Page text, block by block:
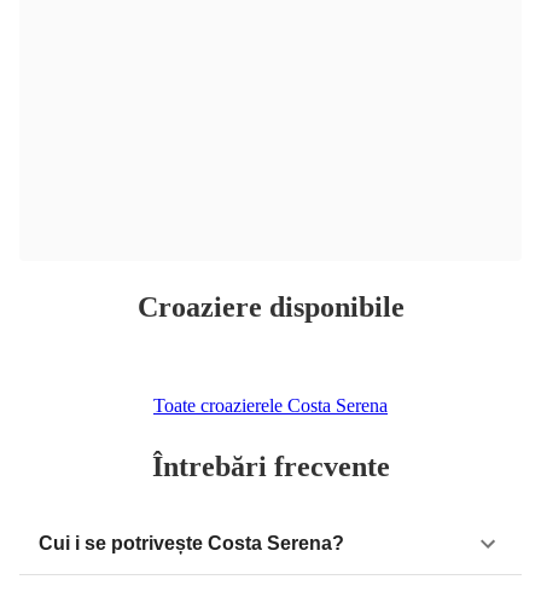
Croaziere disponibile
Toate croazierele Costa Serena
Întrebări frecvente
Cui i se potrivește Costa Serena?